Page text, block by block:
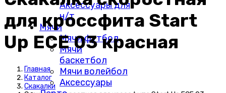
Аксессуары для
н/т
Мячи
Мячи футбол
Мячи
баскетбол
Мячи волейбол
Аксессуары
для кроссфита Start
Up ЕСЕ 03 красная
Главная
Каталог
Скакалки